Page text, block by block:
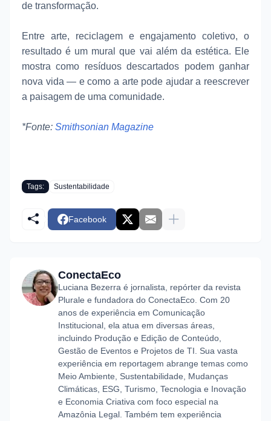
de transformação.
Entre arte, reciclagem e engajamento coletivo, o
resultado é um mural que vai além da estética. Ele
mostra como resíduos descartados podem ganhar
nova vida — e como a arte pode ajudar a reescrever
a paisagem de uma comunidade.
*Fonte: Smithsonian Magazine
Tags: Sustentabilidade
Facebook
ConectaEco
Luciana Bezerra é jornalista, repórter da revista
Plurale e fundadora do ConectaEco. Com 20
anos de experiência em Comunicação
Institucional, ela atua em diversas áreas,
incluindo Produção e Edição de Conteúdo,
Gestão de Eventos e Projetos de TI. Sua vasta
experiência em reportagem abrange temas como
Meio Ambiente, Sustentabilidade, Mudanças
Climáticas, ESG, Turismo, Tecnologia e Inovação
e Economia Criativa com foco especial na
Amazônia Legal. Também tem experiência